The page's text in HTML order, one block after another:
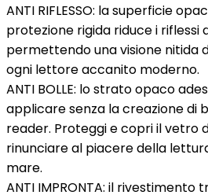
ANTI RIFLESSO: la superficie
protezione rigida riduce i riflessi
permettendo una visione nitida
ogni lettore accanito moderno.
ANTI BOLLE: lo strato opaco
applicare senza la creazione di
reader. Proteggi e copri il vetro
rinunciare al piacere della
mare.
ANTI IMPRONTA: il